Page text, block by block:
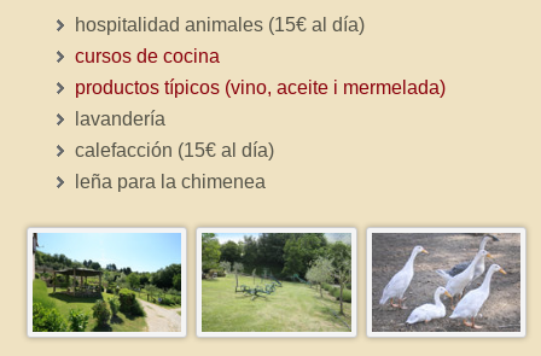
hospitalidad animales (15€ al día)
cursos de cocina
productos típicos (vino, aceite i mermelada)
lavandería
calefacción (15€ al día)
leña para la chimenea